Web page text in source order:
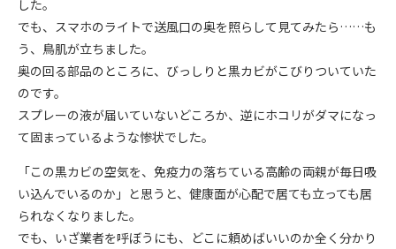
した。
でも、スマホのライトで送風口の奥を照らして見てみたら……も
う、鳥肌が立ちました。
奥の回る部品のところに、びっしりと黒カビがこびりついていた
のです。
スプレーの液が届いていないどころか、逆にホコリがダマになっ
て固まっているような惨状でした。
「この黒カビの空気を、免疫力の落ちている高齢の両親が毎日吸
い込んでいるのか」と思うと、健康面が心配で居ても立っても居
られなくなりました。
でも、いざ業者を呼ぼうにも、どこに頼めばいいのか全く分かり